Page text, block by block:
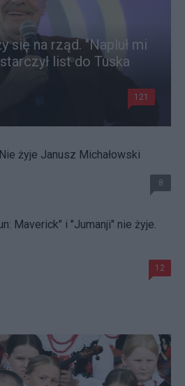
się na rząd. "Napluł mi
list do Tuska
121
żyje Janusz Michałowski
8
Maverick" i "Jumanji" nie żyje.
12